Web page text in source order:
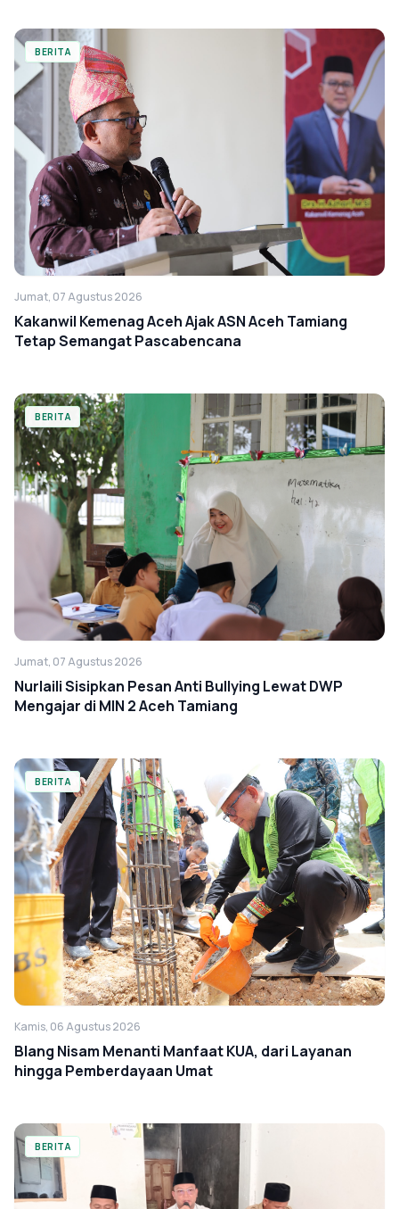
BERITA
Jumat, 07 Agustus 2026
Kakanwil Kemenag Aceh Ajak ASN Aceh Tamiang
Tetap Semangat Pascabencana
BERITA
Jumat, 07 Agustus 2026
Nurlaili Sisipkan Pesan Anti Bullying Lewat DWP
Mengajar di MIN 2 Aceh Tamiang
BERITA
Kamis, 06 Agustus 2026
Blang Nisam Menanti Manfaat KUA, dari Layanan
hingga Pemberdayaan Umat
BERITA